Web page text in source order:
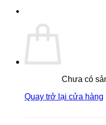
Chưa có
Quay trở lại cửa hàng